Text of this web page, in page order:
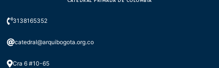
3138165352
catedral@arquibogota.org.co
Cra 6 #10-65